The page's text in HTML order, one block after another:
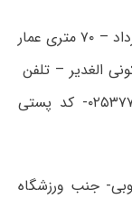
آدرس مرکز قم : فلکه جهاد – خیابان ۱۵ خرداد – ۷۰ متری عمار
الغدیر – تلفن
۶ – ۳۷۷۷۳۵۲۵– ۰۲۵ – فاکس ۰۲۵۳۷۷۷۳۵۳۸- کد پستی
جنب ورزشگاه